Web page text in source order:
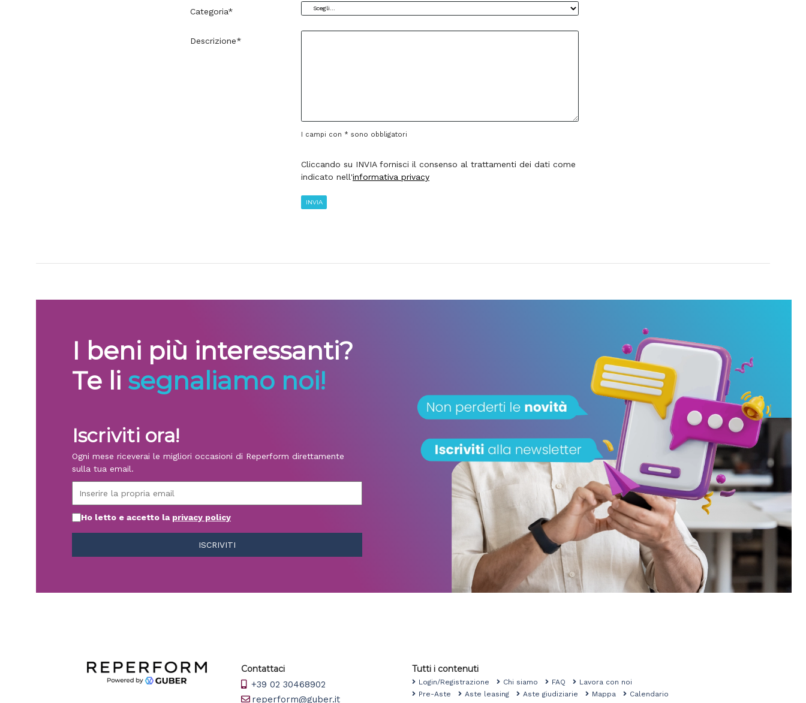
Categoria*
Descrizione*
I campi con * sono obbligatori
Cliccando su INVIA fornisci il consenso al trattamenti dei dati come
indicato nell'informativa privacy
INVIA
I beni più interessanti?
Te li segnaliamo noi!
Iscriviti ora!
Ogni mese riceverai le migliori occasioni di Reperform direttamente
sulla tua email.
Ho letto e accetto la privacy policy
Contattaci
+39 02 30468902
reperform@guber.it
Tutti i contenuti
Login/Registrazione Chi siamo FAQ
Lavora con noi
Pre-Aste
Aste leasing Aste giudiziarie Mappa
Calendario